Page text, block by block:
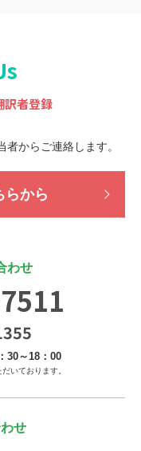
訳者登録
者から ご連絡します。
らから
わせ
30～18：00
いております。
せ